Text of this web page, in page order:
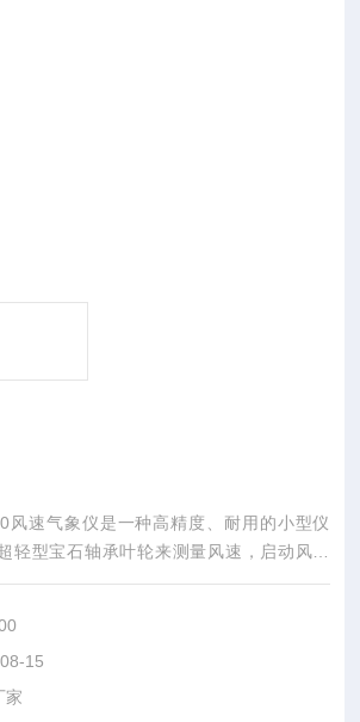
风速气象仪是一种高精度、耐用的小型仪
轻型宝石轴承叶轮来测量风速，启动风速
地方进行测量。可以选择风速、平均风速和
15
家